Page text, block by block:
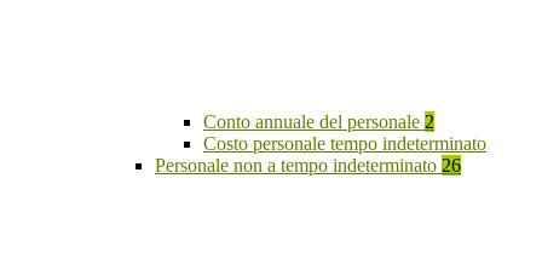
Conto annuale del personale 2
Costo personale tempo indeterminato
Personale non a tempo indeterminato 26